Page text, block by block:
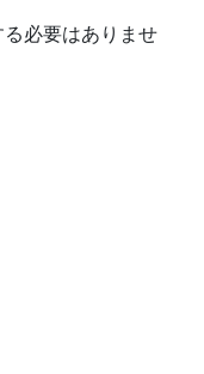
必要はありませ